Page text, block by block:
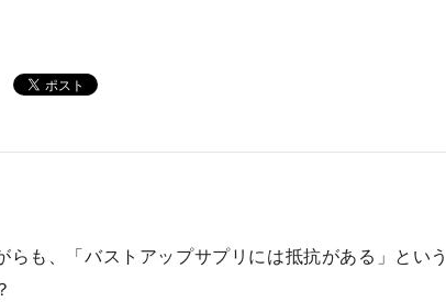
も、「バストアップサプリには抵抗がある」という